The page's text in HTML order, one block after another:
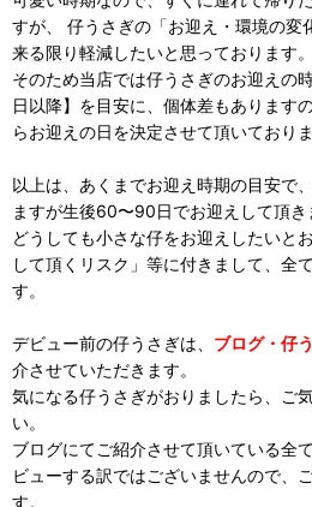
すが、 仔うさぎの「お迎え・環境の変
来る限り軽減したいと思っております。
そのため当店では仔うさぎのお迎えの
日以降】を目安に、個体差もあります
らお迎えの日を決定させて頂いておりま
以上は、あくまでお迎え時期の目安で
ますが生後60〜90日でお迎えして頂き
どうしても小さな仔をお迎えしたいと
して頂くリスク」等に付きまして、全
す。
デビュー前の仔うさぎは、 ブログ・仔
介させていただきます。
気になる仔うさぎがおりましたら、ご
い。
ブログにてご紹介させて頂いている全
ビューする訳ではございませんので、
す。